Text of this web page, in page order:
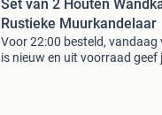
Set van 2 Houten
Rustieke Muurkandelaar
Voor 22:00 besteld, vandaag
is nieuw en uit voorraad geef